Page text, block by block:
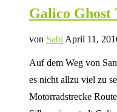
Galico Ghost
von Sabi April 11,
Auf dem Weg von
es nicht allzu viel zu
Motorradstrecke